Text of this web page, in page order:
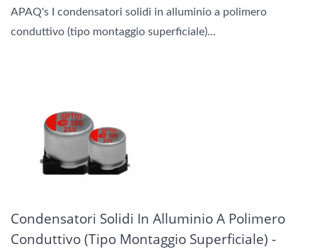
APAQ's I condensatori solidi in alluminio a polimero
conduttivo (tipo montaggio superficiale)...
Condensatori Solidi In Alluminio A Polimero
Conduttivo (tipo Montaggio Superficiale) -